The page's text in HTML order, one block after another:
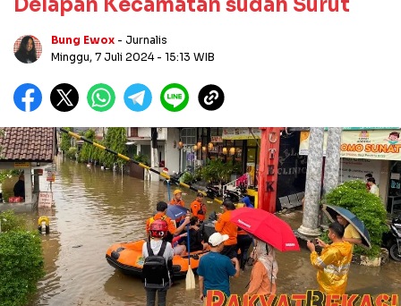
Delapan Kecamatan sudah Surut
Bung Ewox - Jurnalis
Minggu, 7 Juli 2024 - 15:13 WIB